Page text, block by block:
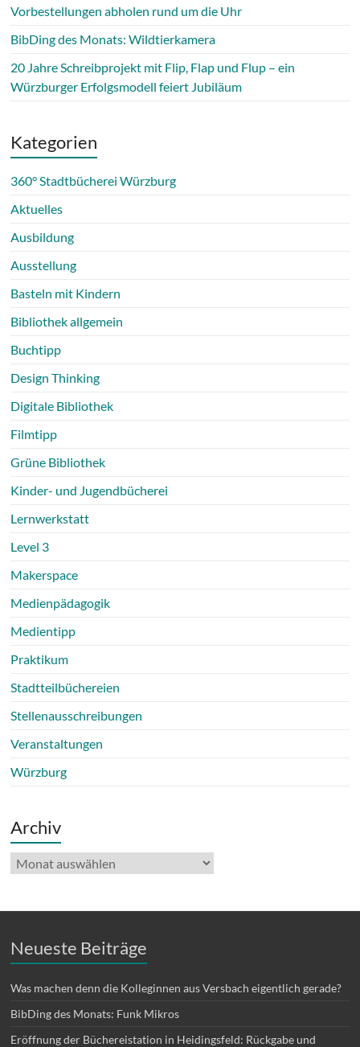
Vorbestellungen abholen rund um die Uhr
BibDing des Monats: Wildtierkamera
20 Jahre Schreibprojekt mit Flip, Flap und Flup – ein
Würzburger Erfolgsmodell feiert Jubiläum
Kategorien
360° Stadtbücherei Würzburg
Aktuelles
Ausbildung
Ausstellung
Basteln mit Kindern
Bibliothek allgemein
Buchtipp
Design Thinking
Digitale Bibliothek
Filmtipp
Grüne Bibliothek
Kinder- und Jugendbücherei
Lernwerkstatt
Level 3
Makerspace
Medienpädagogik
Medientipp
Praktikum
Stadtteilbüchereien
Stellenausschreibungen
Veranstaltungen
Würzburg
Archiv
Archiv
Neueste Beiträge
Was machen denn die Kolleginnen aus Versbach eigentlich gerade?
BibDing des Monats: Funk Mikros
Eröffnung der Büchereistation in Heidingsfeld: Rückgabe und